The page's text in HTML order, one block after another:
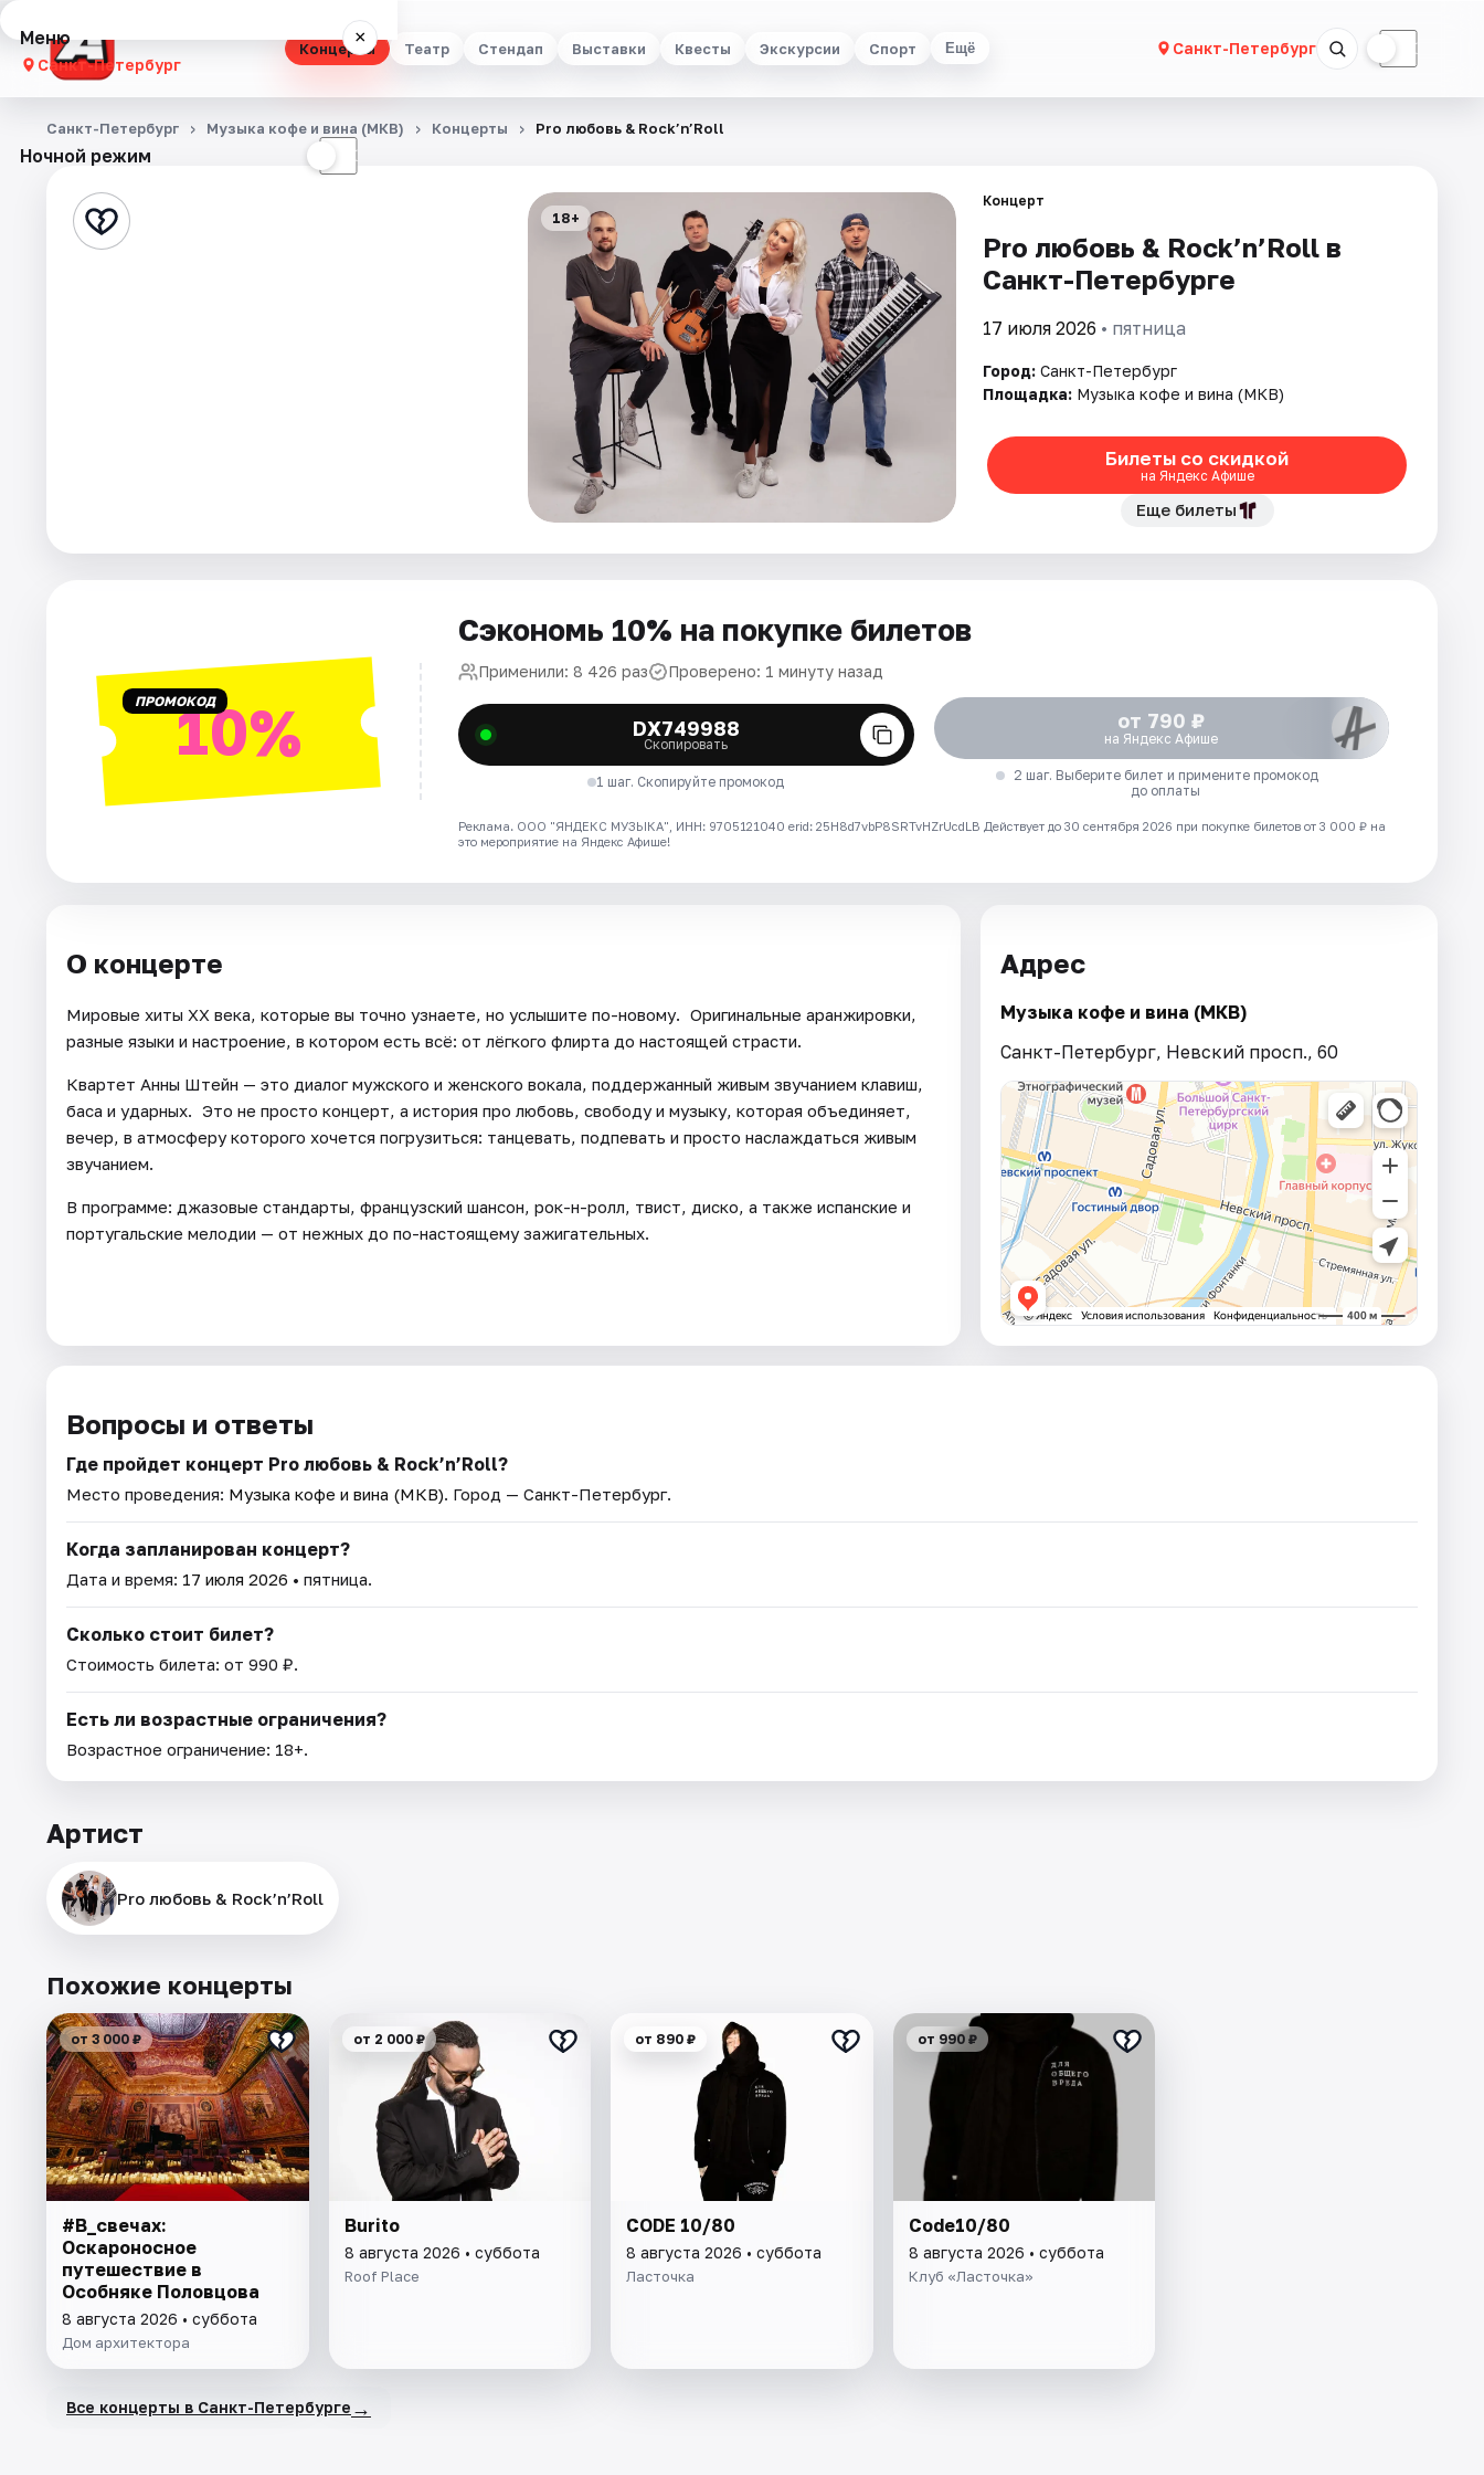
Концерты Театр Стендап Выставки Квесты Экскурсии Спорт Ещё Санкт-Петербург ☾
Меню ×
Санкт-Петербург
Концерты
Стендап
Города
Рейтинги
Ночной режим ☾
Санкт-Петербург Музыка кофе и вина (МКВ) Концерты Pro любовь & Rock’n’Roll
18+
Концерт
Pro любовь & Rock’n’Roll в
Санкт-Петербурге
17 июля 2026 • пятница
Город: Санкт-Петербург
Площадка: Музыка кофе и вина (МКВ)
Билеты со скидкой
на Яндекс Афише
Еще билеты
ПРОМОКОД10%
Сэкономь 10% на покупке билетов
Применили: 8 426 раз Проверено: 1 минуту назад
DX749988
Скопировать
1 шаг. Скопируйте промокод
от 790 ₽
на Яндекс Афише
2 шаг. Выберите билет и примените промокод
до оплаты
Реклама. ООО "ЯНДЕКС МУЗЫКА", ИНН: 9705121040 erid: 25H8d7vbP8SRTvHZrUcdLB Действует до 30 сентября 2026 при покупке билетов от 3 000 ₽ на
это мероприятие на Яндекс Афише!
О концерте
Мировые хиты XX века, которые вы точно узнаете, но услышите по-новому. Оригинальные аранжировки,
разные языки и настроение, в котором есть всё: от лёгкого флирта до настоящей страсти.
Квартет Анны Штейн — это диалог мужского и женского вокала, поддержанный живым звучанием клавиш,
баса и ударных. Это не просто концерт, а история про любовь, свободу и музыку, которая объединяет,
вечер, в атмосферу которого хочется погрузиться: танцевать, подпевать и просто наслаждаться живым
звучанием.
В программе: джазовые стандарты, французский шансон, рок-н-ролл, твист, диско, а также испанские и
португальские мелодии — от нежных до по-настоящему зажигательных.
Адрес
Музыка кофе и вина (МКВ)
Санкт-Петербург, Невский просп., 60
Вопросы и ответы
Где пройдет концерт Pro любовь & Rock’n’Roll?
Место проведения: Музыка кофе и вина (МКВ). Город — Санкт-Петербург.
Когда запланирован концерт?
Дата и время: 17 июля 2026 • пятница.
Сколько стоит билет?
Стоимость билета: от 990 ₽.
Есть ли возрастные ограничения?
Возрастное ограничение: 18+.
Артист
Pro любовь & Rock’n’Roll
Похожие концерты
от 3 000 ₽
#В_свечах:
Оскароносное
путешествие в
Особняке Половцова
8 августа 2026 • суббота
Дом архитектора
от 2 000 ₽
Burito
8 августа 2026 • суббота
Roof Place
от 890 ₽
CODE 10/80
8 августа 2026 • суббота
Ласточка
от 990 ₽
Code10/80
8 августа 2026 • суббота
Клуб «Ласточка»
Все концерты в Санкт-Петербурге →